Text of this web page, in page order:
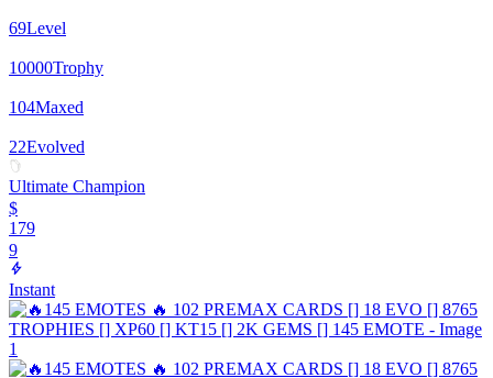
69Level
10000Trophy
104Maxed
22Evolved
Ultimate Champion
$
179
9
Instant